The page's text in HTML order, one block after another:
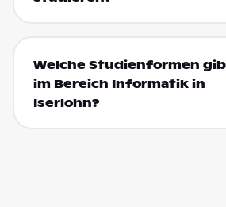
Welche Studienformen
im Bereich Informatik in
Iserlohn?